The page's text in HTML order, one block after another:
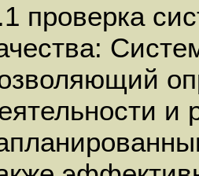
проверка
и